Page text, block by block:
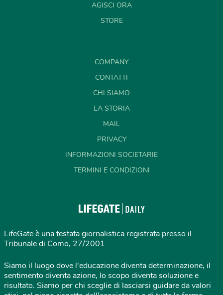
AGISCI ORA
STORE
COMPANY
CONTATTI
CHI SIAMO
LA STORIA
MAIL
PRIVACY
INFORMAZIONI SOCIETARIE
TERMINI E CONDIZIONI
LifeGate è una testata giornalistica registrata presso il
Tribunale di Como, 27/2001
Siamo il luogo dove l'educazione diventa determinazione, il
sentimento diventa azione, lo scopo diventa soluzione e
risultato. Siamo per chi sceglie di lasciarsi guidare da valori